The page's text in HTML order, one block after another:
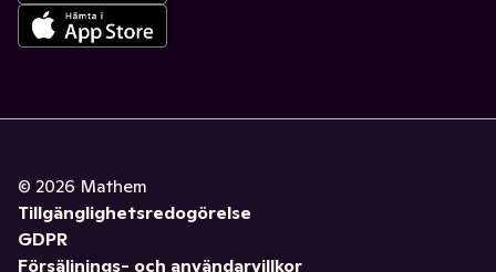
© 2026 Mathem
Tillgänglighetsredogörelse
GDPR
Försäljnings- och användarvillkor